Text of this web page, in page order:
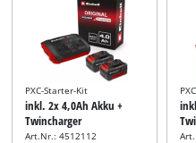
PXC-Starter-Kit
inkl. 2x 4,0Ah Akku +
Twincharger
Art.Nr.: 4512112